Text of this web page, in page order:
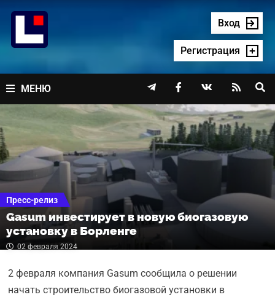
содержимому
Вход
Регистрация
МЕНЮ    
Пресс-релиз
Gasum инвестирует в новую биогазовую
установку в Борленге
02 февраля 2024
2 февраля компания Gasum сообщила о решении
начать строительство биогазовой установки в